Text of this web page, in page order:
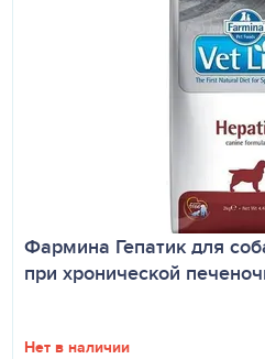
Фармина Гепатик для
при хронической
Нет в наличии